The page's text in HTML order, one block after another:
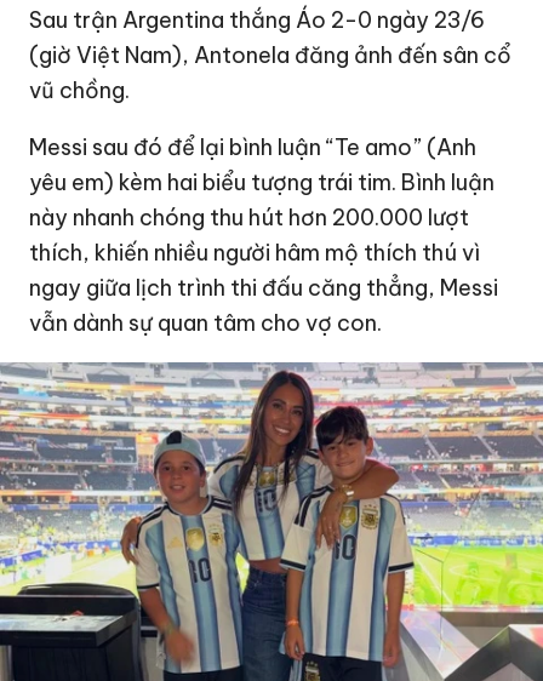
Sau trận Argentina thắng Áo 2-0 ngày 23/6
(giờ Việt Nam), Antonela đăng ảnh đến sân cổ
vũ chồng.
Messi sau đó để lại bình luận “Te amo” (Anh
yêu em) kèm hai biểu tượng trái tim. Bình luận
này nhanh chóng thu hút hơn 200.000 lượt
thích, khiến nhiều người hâm mộ thích thú vì
ngay giữa lịch trình thi đấu căng thẳng, Messi
vẫn dành sự quan tâm cho vợ con.